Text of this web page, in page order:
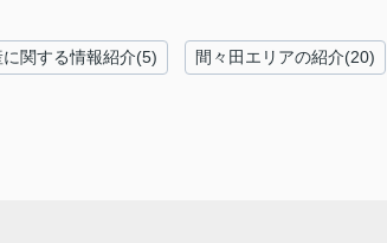
関する情報紹介(5) 間々田エリアの紹介(20)